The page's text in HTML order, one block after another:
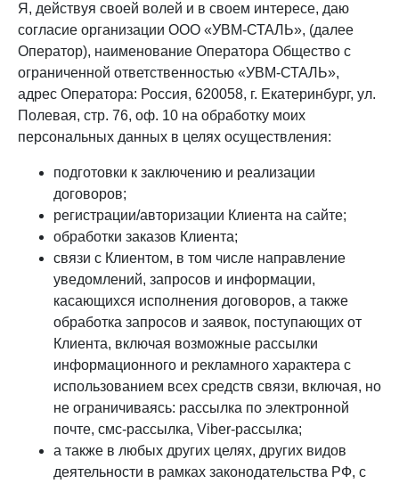
Я, действуя своей волей и в своем интересе, даю
согласие организации ООО «УВМ-СТАЛЬ», (далее
Оператор), наименование Оператора Общество с
ограниченной ответственностью «УВМ-СТАЛЬ»,
адрес Оператора: Россия, 620058, г. Екатеринбург, ул.
Полевая, стр. 76, оф. 10 на обработку моих
персональных данных в целях осуществления:
подготовки к заключению и реализации
договоров;
регистрации/авторизации Клиента на сайте;
обработки заказов Клиента;
связи с Клиентом, в том числе направление
уведомлений, запросов и информации,
касающихся исполнения договоров, а также
обработка запросов и заявок, поступающих от
Клиента, включая возможные рассылки
информационного и рекламного характера с
использованием всех средств связи, включая, но
не ограничиваясь: рассылка по электронной
почте, смс-рассылка, Viber-рассылка;
а также в любых других целях, других видов
деятельности в рамках законодательства РФ, с